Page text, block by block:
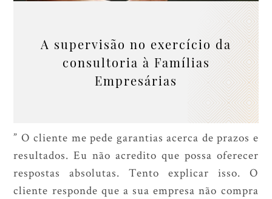
A supervisão no exercício da
consultoria à Famílias
Empresárias
” O cliente me pede garantias acerca de prazos e
resultados. Eu não acredito que possa oferecer
respostas absolutas. Tento explicar isso. O
cliente responde que a sua empresa não compra